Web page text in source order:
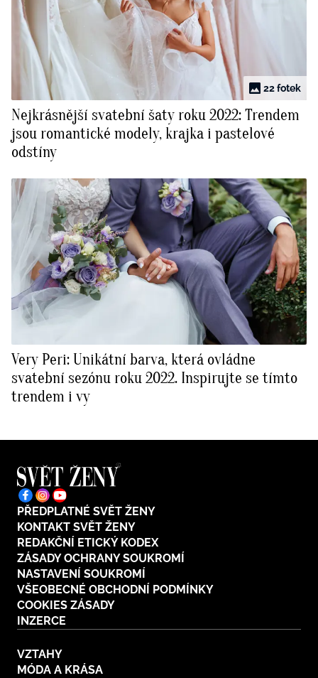
22 fotek
Nejkrásnější svatební šaty roku 2022: Trendem
jsou romantické modely, krajka i pastelové
odstíny
Very Peri: Unikátní barva, která ovládne
svatební sezónu roku 2022. Inspirujte se tímto
trendem i vy
PŘEDPLATNÉ SVĚT ŽENY
KONTAKT SVĚT ŽENY
REDAKČNÍ ETICKÝ KODEX
ZÁSADY OCHRANY SOUKROMÍ
NASTAVENÍ SOUKROMÍ
VŠEOBECNÉ OBCHODNÍ PODMÍNKY
COOKIES ZÁSADY
INZERCE
VZTAHY
MÓDA A KRÁSA